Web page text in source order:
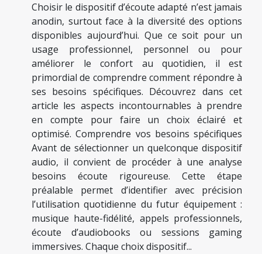
Choisir le dispositif d’écoute adapté n’est jamais
anodin, surtout face à la diversité des options
disponibles aujourd’hui. Que ce soit pour un
usage professionnel, personnel ou pour
améliorer le confort au quotidien, il est
primordial de comprendre comment répondre à
ses besoins spécifiques. Découvrez dans cet
article les aspects incontournables à prendre
en compte pour faire un choix éclairé et
optimisé. Comprendre vos besoins spécifiques
Avant de sélectionner un quelconque dispositif
audio, il convient de procéder à une analyse
besoins écoute rigoureuse. Cette étape
préalable permet d’identifier avec précision
l’utilisation quotidienne du futur équipement :
musique haute-fidélité, appels professionnels,
écoute d’audiobooks ou sessions gaming
immersives. Chaque choix dispositif...